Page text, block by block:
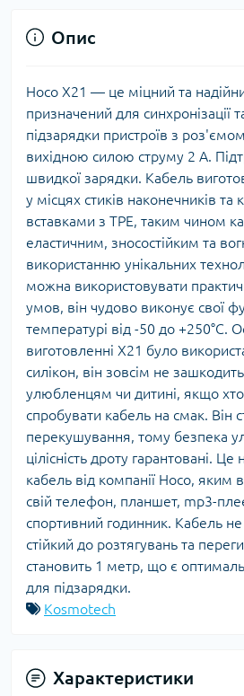
Опис
Hoco X21 — це міцний та
призначений для синхронізації
підзарядки пристроїв з
вихідною силою струму 2 А.
швидкої зарядки. Кабель
у місцях стиків наконечників
вставками з TPE, таким чином
еластичним, зносостійким та
використанню унікальних
можна використовувати
умов, він чудово виконує свої
температурі від -50 до +250°C.
виготовленні X21 було
силікон, він зовсім не
улюбленцям чи дитині, якщо
спробувати кабель на смак. Він
перекушування, тому безпека
цілісність дроту гарантовані. Це
кабель від компанії Hoco, яким
свій телефон, планшет, mp3-
спортивний годинник. Кабель не
стійкий до розтягувань та
становить 1 метр, що є
для підзарядки.
Kosmotech
Характеристики